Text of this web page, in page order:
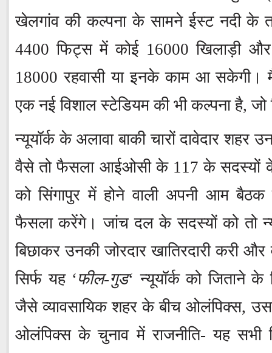
खेलगांव की कल्पना के सामने ईस्ट नदी के
4400 फिट्‍स में कोई 16000 खिलाड़ी
18000 रहवासी या इनके काम आ सकेगी।
एक नई विशाल स्टेडियम की भी कल्पना है, जो
न्यूयॉर्क के अलावा बाकी चारों दावेदार शहर
वैसे तो फैसला आईओसी के 117 के सदस्यों के
को सिंगापुर में होने वाली अपनी आम
फैसला करेंगे। जांच दल के सदस्यों को तो
बिछाकर उनकी जोरदार खातिरदारी करी
सिर्फ यह ‘फील-गुड‘ न्यूयॉर्क को जिताने के
जैसे व्यावसायिक शहर के बीच ओलंपिक्स,
ओलंपिक्स के चुनाव में राजनीति- यह